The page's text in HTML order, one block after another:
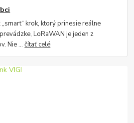
krok, ktorý prinesie reálne
LoRaWAN je jeden z
Nie ...čítať celé